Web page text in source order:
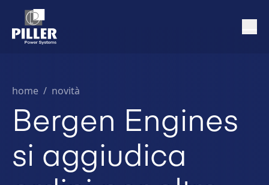
home / novità
Bergen Engines
si aggiudica